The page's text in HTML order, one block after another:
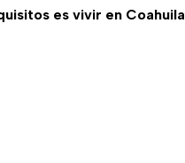
es vivir en Coahuila